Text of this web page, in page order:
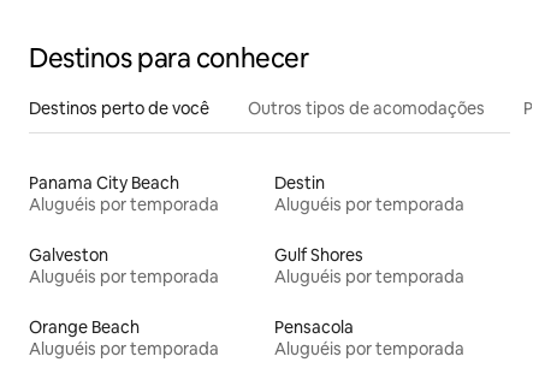
Destinos para conhecer
Destinos perto de você Outros tipos de acomodações
Panama City Beach
Aluguéis por temporada
Destin
Aluguéis por temporada
Galveston
Aluguéis por temporada
Gulf Shores
Aluguéis por temporada
Orange Beach
Aluguéis por temporada
Pensacola
Aluguéis por temporada